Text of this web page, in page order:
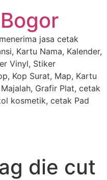
jasa cetak
Kartu Nama, Kalender,
Vinyl, Stiker
Kop Surat, Map, Kartu
Grafir Plat, cetak
kosmetik, cetak Pad
die cut